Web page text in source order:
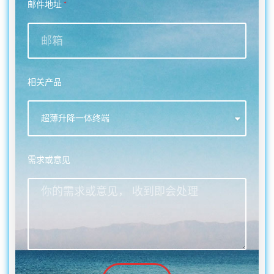
邮件地址
相关产品
需求或意见